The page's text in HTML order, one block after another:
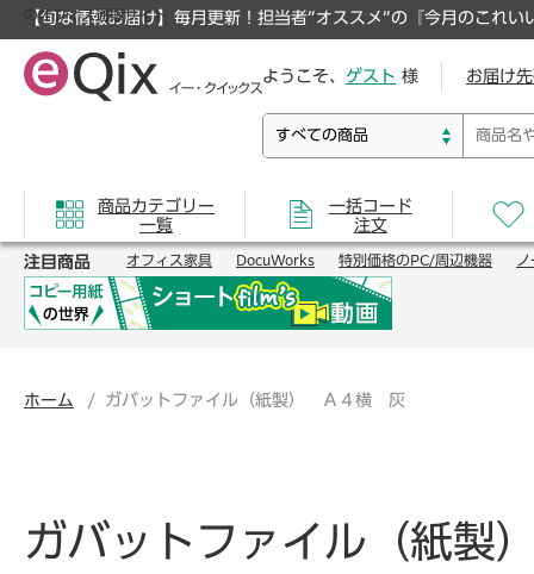
【旬な情報お届け】毎月更新！担当者”オススメ”の『今月のこれい
のオフィス通販サイト
ようこそ、 ゲスト 様 お届け
商品カテゴリー
一覧
一括コード
注文
注目商品 オフィス家具 DocuWorks 特別価格のPC/周辺機器 ノ
ホーム ガバットファイル（紙製） Ａ４横 灰
ガバットファイル（紙